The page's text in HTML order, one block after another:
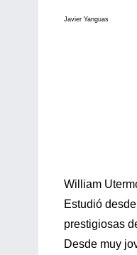
Javier Yanguas
William
Estudió
prestigiosas
Desde muy